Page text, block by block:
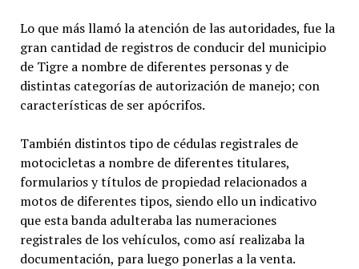
Lo que más llamó la atención de las autoridades, fue la
gran cantidad de registros de conducir del municipio
de Tigre a nombre de diferentes personas y de
distintas categorías de autorización de manejo; con
características de ser apócrifos.
También distintos tipo de cédulas registrales de
motocicletas a nombre de diferentes titulares,
formularios y títulos de propiedad relacionados a
motos de diferentes tipos, siendo ello un indicativo
que esta banda adulteraba las numeraciones
registrales de los vehículos, como así realizaba la
documentación, para luego ponerlas a la venta.